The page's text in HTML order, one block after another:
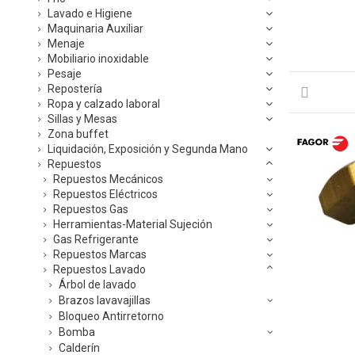
Lavado e Higiene
Maquinaria Auxiliar
Menaje
Mobiliario inoxidable
Pesaje
Repostería
Ropa y calzado laboral
Sillas y Mesas
Zona buffet
Liquidación, Exposición y Segunda Mano
Repuestos
Repuestos Mecánicos
Repuestos Eléctricos
Repuestos Gas
Herramientas-Material Sujeción
Gas Refrigerante
Repuestos Marcas
Repuestos Lavado
Árbol de lavado
Brazos lavavajillas
Bloqueo Antirretorno
Bomba
Calderín